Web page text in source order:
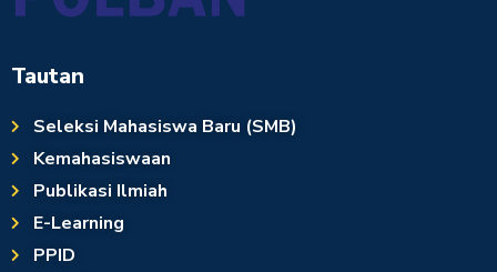
Tautan
Seleksi Mahasiswa Baru (SMB)
Kemahasiswaan
Publikasi Ilmiah
E-Learning
PPID